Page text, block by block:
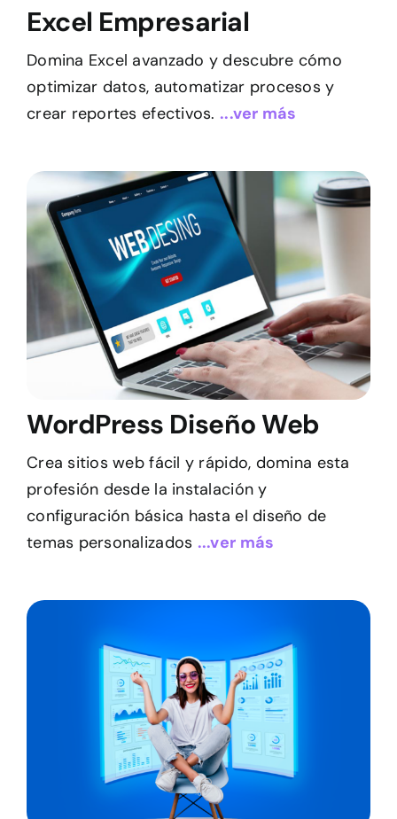
Excel Empresarial
Domina Excel avanzado y descubre cómo
optimizar datos, automatizar procesos y
crear reportes efectivos....ver más
WordPress Diseño Web
Crea sitios web fácil y rápido, domina esta
profesión desde la instalación y
configuración básica hasta el diseño de
temas personalizados ...ver más